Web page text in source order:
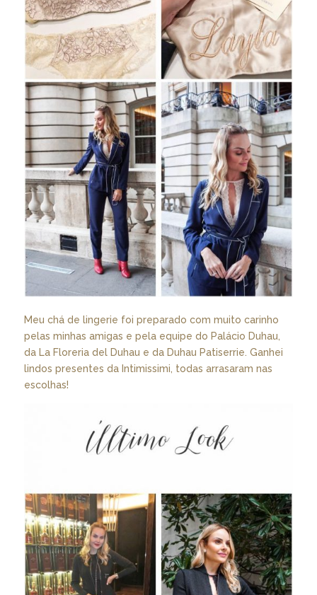
Meu chá de lingerie foi preparado com muito carinho
pelas minhas amigas e pela equipe do Palácio Duhau,
da La Floreria del Duhau e da Duhau Patiserrie. Ganhei
lindos presentes da Intimissimi, todas arrasaram nas
escolhas!